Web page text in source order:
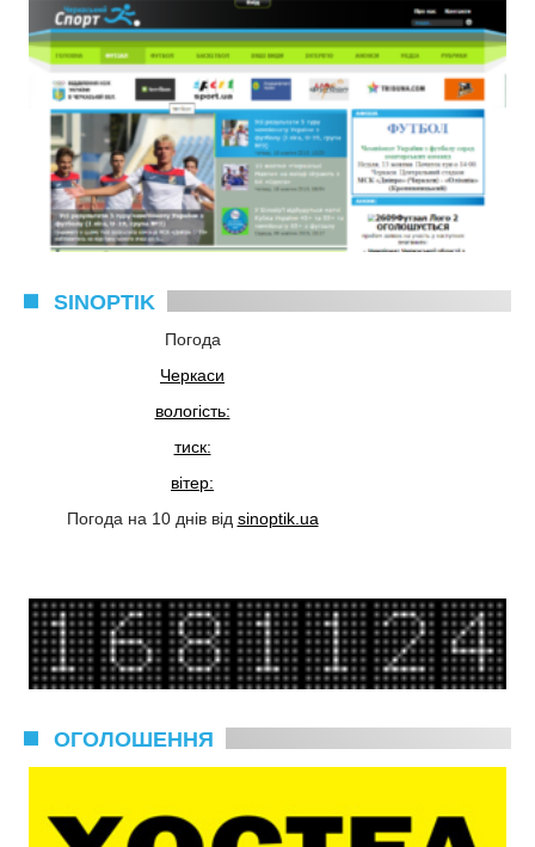
SINOPTIK
Погода
Черкаси
вологість:
тиск:
вітер:
Погода на 10 днів від sinoptik.ua
ОГОЛОШЕННЯ